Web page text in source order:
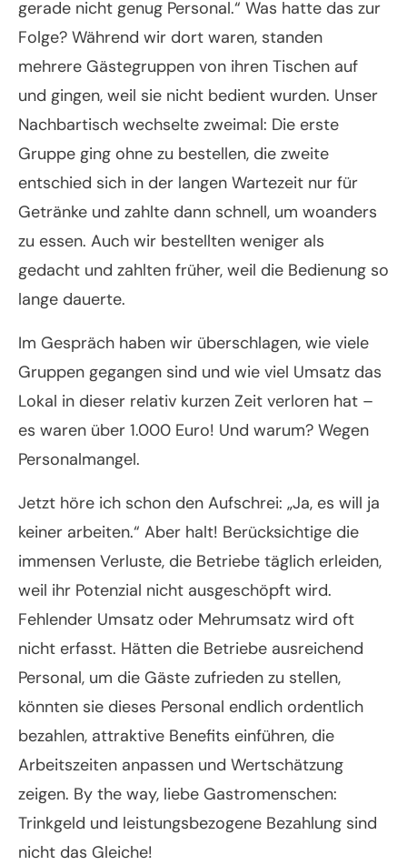
gerade nicht genug Personal.“ Was hatte das zur
Folge? Während wir dort waren, standen
mehrere Gästegruppen von ihren Tischen auf
und gingen, weil sie nicht bedient wurden. Unser
Nachbartisch wechselte zweimal: Die erste
Gruppe ging ohne zu bestellen, die zweite
entschied sich in der langen Wartezeit nur für
Getränke und zahlte dann schnell, um woanders
zu essen. Auch wir bestellten weniger als
gedacht und zahlten früher, weil die Bedienung so
lange dauerte.
Im Gespräch haben wir überschlagen, wie viele
Gruppen gegangen sind und wie viel Umsatz das
Lokal in dieser relativ kurzen Zeit verloren hat –
es waren über 1.000 Euro! Und warum? Wegen
Personalmangel.
Jetzt höre ich schon den Aufschrei: „Ja, es will ja
keiner arbeiten.“ Aber halt! Berücksichtige die
immensen Verluste, die Betriebe täglich erleiden,
weil ihr Potenzial nicht ausgeschöpft wird.
Fehlender Umsatz oder Mehrumsatz wird oft
nicht erfasst. Hätten die Betriebe ausreichend
Personal, um die Gäste zufrieden zu stellen,
könnten sie dieses Personal endlich ordentlich
bezahlen, attraktive Benefits einführen, die
Arbeitszeiten anpassen und Wertschätzung
zeigen. By the way, liebe Gastromenschen:
Trinkgeld und leistungsbezogene Bezahlung sind
nicht das Gleiche!